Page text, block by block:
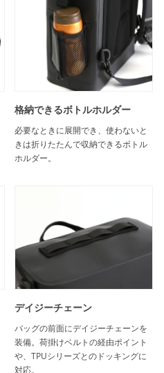
格納できるボトルホルダー
必要なときに展開でき、使わないと
きは折りたたんで収納できるボトル
ホルダー。
デイジーチェーン
バッグの前面にデイジーチェーンを
装備。荷掛けベルトの経由ポイント
や、TPUシリーズとのドッキングに
対応。